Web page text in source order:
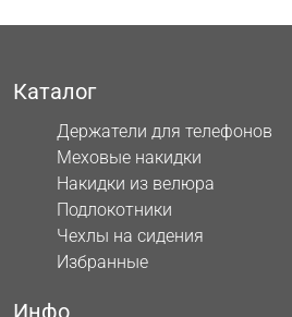
Каталог
Держатели для телефонов
Меховые накидки
Накидки из велюра
Подлокотники
Чехлы на сидения
Избранные
Инфо